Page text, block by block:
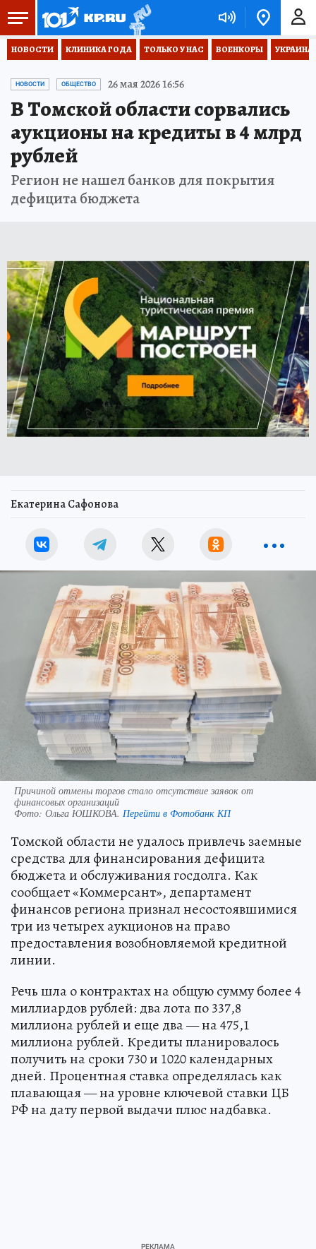
НОВОСТИ КЛИНИКА ГОДА ТОЛЬКО У НАС ВОЕНКОРЫ
НОВОСТИ ОБЩЕСТВО 26 мая 2026 16:56
В Томской области сорвались
аукционы на кредиты в 4 млрд
рублей
Регион не нашел банков для покрытия
дефицита бюджета
Екатерина Сафонова
Причиной отмены торгов стало отсутствие заявок от
финансовых организаций
Фото: Ольга ЮШКОВА. Перейти в Фотобанк КП
Томской области не удалось привлечь заемные
средства для финансирования дефицита
бюджета и обслуживания госдолга. Как
сообщает «Коммерсант», департамент
финансов региона признал несостоявшимися
три из четырех аукционов на право
предоставления возобновляемой кредитной
линии.
Речь шла о контрактах на общую сумму более 4
миллиардов рублей: два лота по 337,8
миллиона рублей и еще два — на 475,1
миллиона рублей. Кредиты планировалось
получить на сроки 730 и 1020 календарных
дней. Процентная ставка определялась как
плавающая — на уровне ключевой ставки ЦБ
РФ на дату первой выдачи плюс надбавка.